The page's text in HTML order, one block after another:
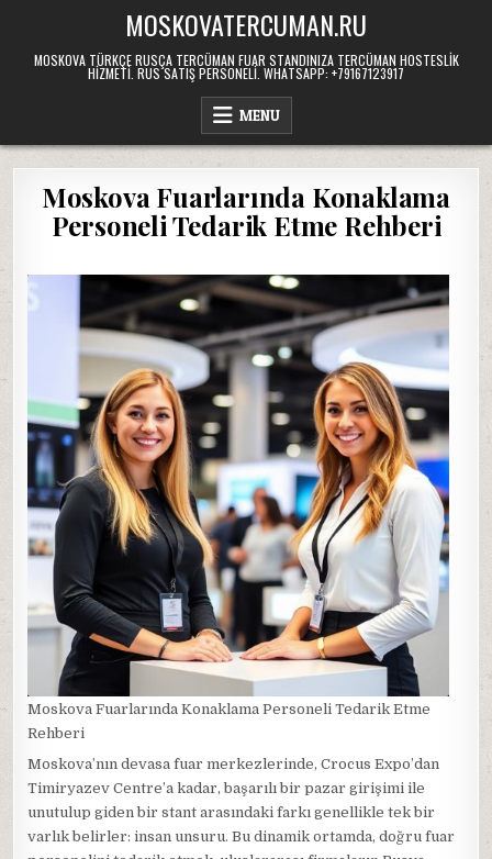
content
MOSKOVATERCUMAN.RU
MOSKOVA TÜRKÇE RUSÇA TERCÜMAN FUAR STANDINIZA TERCÜMAN HOSTESLIK
HIZMETI. RUS SATIŞ PERSONELI. WHATSAPP: +79167123917
MENU
Moskova Fuarlarında Konaklama
Personeli Tedarik Etme Rehberi
Moskova Fuarlarında Konaklama Personeli Tedarik Etme
Rehberi
Moskova’nın devasa fuar merkezlerinde, Crocus Expo’dan
Timiryazev Centre’a kadar, başarılı bir pazar girişimi ile
unutulup giden bir stant arasındaki farkı genellikle tek bir
varlık belirler: insan unsuru. Bu dinamik ortamda, doğru fuar